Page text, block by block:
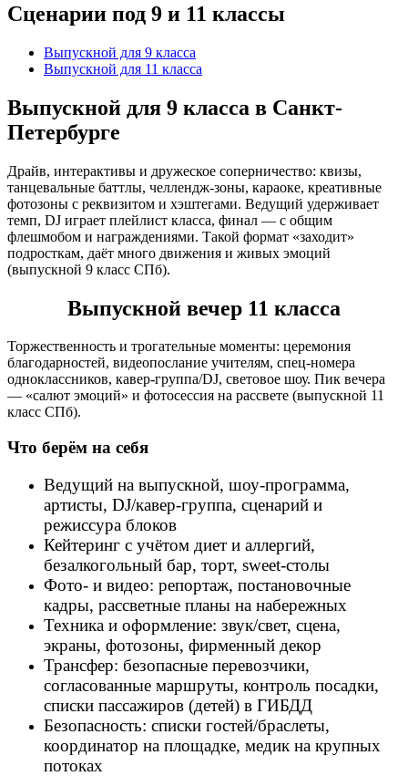
Сценарии под 9 и 11 классы
Выпускной для 9 класса
Выпускной для 11 класса
Выпускной для 9 класса в Санкт-
Петербурге
Драйв, интерактивы и дружеское соперничество: квизы,
танцевальные баттлы, челлендж-зоны, караоке, креативные
фотозоны с реквизитом и хэштегами. Ведущий удерживает
темп, DJ играет плейлист класса, финал — с общим
флешмобом и награждениями. Такой формат «заходит»
подросткам, даёт много движения и живых эмоций
(выпускной 9 класс СПб).
Выпускной вечер 11 класса
Торжественность и трогательные моменты: церемония
благодарностей, видеопослание учителям, спец-номера
одноклассников, кавер-группа/DJ, световое шоу. Пик вечерa
— «салют эмоций» и фотосессия на рассвете (выпускной 11
класс СПб).
Что берём на себя
Ведущий на выпускной, шоу-программа,
артисты, DJ/кавер-группа, сценарий и
режиссура блоков
Кейтеринг с учётом диет и аллергий,
безалкогольный бар, торт, sweet-столы
Фото- и видео: репортаж, постановочные
кадры, рассветные планы на набережных
Техника и оформление: звук/свет, сцена,
экраны, фотозоны, фирменный декор
Трансфер: безопасные перевозчики,
согласованные маршруты, контроль посадки,
списки пассажиров (детей) в ГИБДД
Безопасность: списки гостей/браслеты,
координатор на площадке, медик на крупных
потоках